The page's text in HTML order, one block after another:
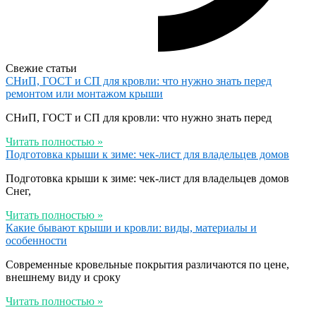
Свежие статьи
СНиП, ГОСТ и СП для кровли: что нужно знать перед
ремонтом или монтажом крыши
СНиП, ГОСТ и СП для кровли: что нужно знать перед
Читать полностью »
Подготовка крыши к зиме: чек-лист для владельцев домов
Подготовка крыши к зиме: чек-лист для владельцев домов
Снег,
Читать полностью »
Какие бывают крыши и кровли: виды, материалы и
особенности
Современные кровельные покрытия различаются по цене,
внешнему виду и сроку
Читать полностью »